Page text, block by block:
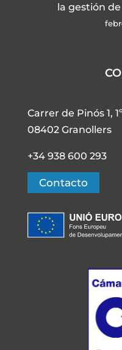
la gestión
Carrer de Pinós 1,
08402 Granollers
+34 938 600 293
Contacto